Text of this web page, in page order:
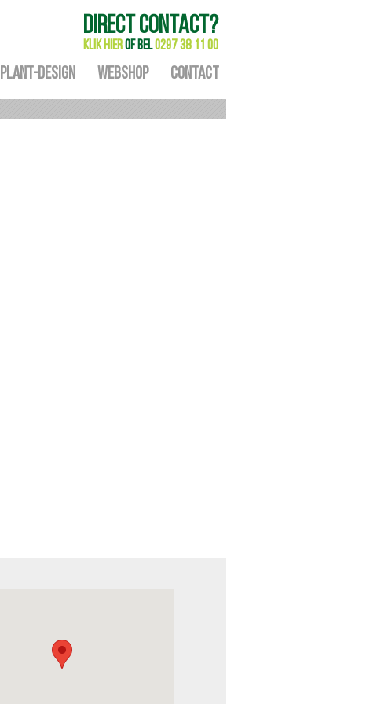
PLANT-DESIGN WEBSHOP CONTACT
DIRECT CONTACT?
KLIK HIEROF BEL0297 38 11 00